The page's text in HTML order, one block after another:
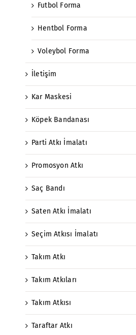
Futbol Forma
Hentbol Forma
Voleybol Forma
İletişim
Kar Maskesi
Köpek Bandanası
Parti Atkı İmalatı
Promosyon Atkı
Saç Bandı
Saten Atkı İmalatı
Seçim Atkısı İmalatı
Takım Atkı
Takım Atkıları
Takım Atkısı
Taraftar Atkı